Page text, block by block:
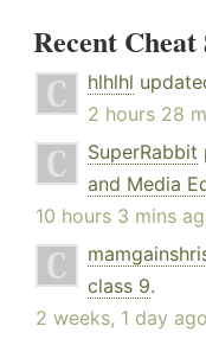
Recent
hlhlhl
2 hours 28
SuperRabbit
and Media
10 hours 3 mins
class 9.
2 weeks, 1 day ago